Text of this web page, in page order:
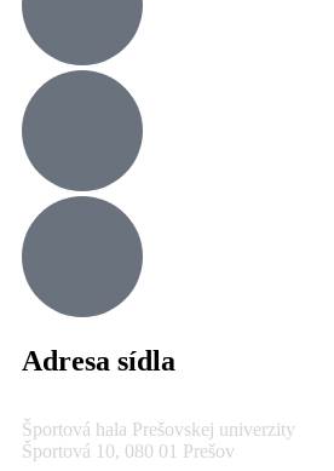
Adresa sídla
Športová hala Prešovskej univerzity
Športová 10, 080 01 Prešov